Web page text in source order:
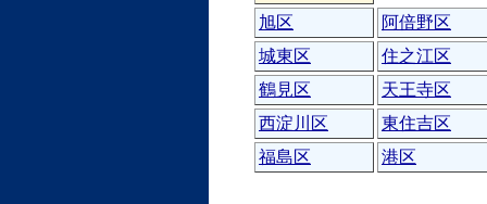
旭区
阿倍野区
城東区
住之江区
鶴見区
天王寺区
西淀川区
東住吉区
福島区
港区